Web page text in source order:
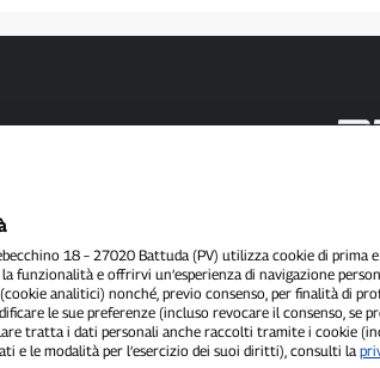
P300.it è una
Registrazione numero
Direttore Responsabile:
Privacy
"Se è successo
18 – 27020 Battuda (PV) utilizza cookie di prima
e offrirvi un’esperienza di navigazione
analitici) nonché, previo consenso, per finalità di
le sue preferenze (incluso revocare il consenso, se
tratta i dati personali anche raccolti tramite i cookie
e le modalità per l’esercizio dei suoi diritti), consulti la